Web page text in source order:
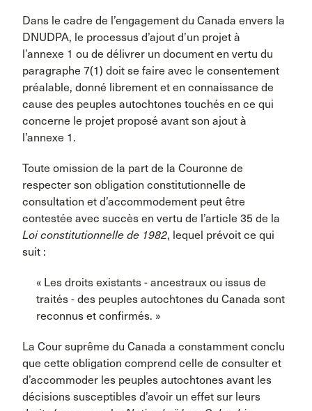
Dans le cadre de l’engagement du Canada envers la
DNUDPA, le processus d’ajout d’un projet à
l’annexe 1 ou de délivrer un document en vertu du
paragraphe 7(1) doit se faire avec le consentement
préalable, donné librement et en connaissance de
cause des peuples autochtones touchés en ce qui
concerne le projet proposé avant son ajout à
l’annexe 1.
Toute omission de la part de la Couronne de
respecter son obligation constitutionnelle de
consultation et d’accommodement peut être
contestée avec succès en vertu de l’article 35 de la
Loi constitutionnelle de 1982, lequel prévoit ce qui
suit :
« Les droits existants - ancestraux ou issus de
traités - des peuples autochtones du Canada sont
reconnus et confirmés. »
La Cour suprême du Canada a constamment conclu
que cette obligation comprend celle de consulter et
d’accommoder les peuples autochtones avant les
décisions susceptibles d’avoir un effet sur leurs